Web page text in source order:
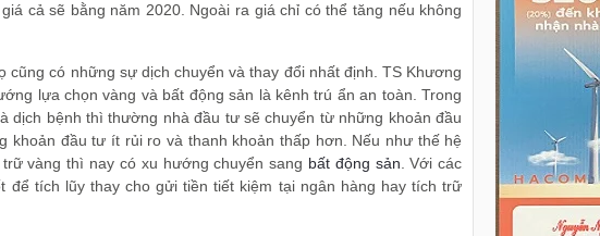
cả sẽ bằng năm 2020. Ngoài ra giá chỉ có thể tăng nếu không
có những sự dịch chuyển và thay đổi nhất định. TS Khương
lựa chọn vàng và bất động sản là kênh trú ẩn an toàn. Trong
dịch bệnh thì thường nhà đầu tư sẽ chuyển từ những khoản đầu
khoản đầu tư ít rủi ro và thanh khoản thấp hơn. Nếu như thế hệ
vàng thì nay có xu hướng chuyển sang bất động sản . Với các
tích lũy thay cho gửi tiền tiết kiệm tại ngân hàng hay tích trữ